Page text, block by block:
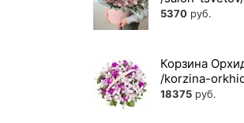
5370 руб.
Корзина
18375 руб.